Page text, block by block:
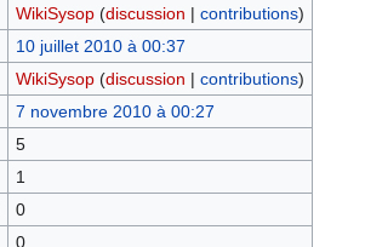
WikiSysop (discussion | contributions)
10 juillet 2010 à 00:37
WikiSysop (discussion | contributions)
7 novembre 2010 à 00:27
5
1
0
0